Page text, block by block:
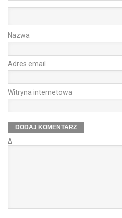
Nazwa
Adres email
Witryna internetowa
Δ